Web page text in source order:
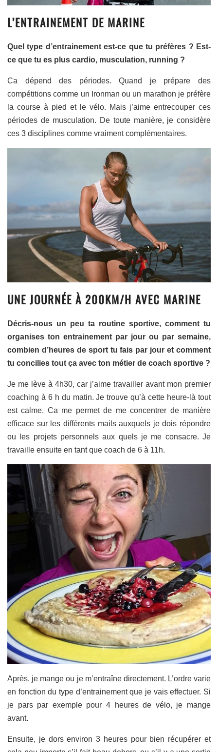
L’ENTRAINEMENT DE MARINE
Quel type d’entrainement est-ce que tu préfères ? Est-
ce que tu es plus cardio, musculation, running ?
Ca dépend des périodes. Quand je prépare des
compétitions comme un Ironman ou un marathon je préfère
la course à pied et le vélo. Mais j’aime entrecouper ces
périodes de musculation. De toute manière, je considère
ces 3 disciplines comme vraiment complémentaires.
UNE JOURNÉE À 200KM/H AVEC MARINE
Décris-nous un peu ta routine sportive, comment tu
organises ton entrainement par jour ou par semaine,
combien d’heures de sport tu fais par jour et comment
tu concilies tout ça avec ton métier de coach sportive ?
Je me lève à 4h30, car j’aime travailler avant mon premier
coaching à 6 h du matin. Je trouve qu’à cette heure-là tout
est calme. Ca me permet de me concentrer de manière
efficace sur les différents mails auxquels je dois répondre
ou les projets personnels aux quels je me consacre. Je
travaille ensuite en tant que coach de 6 à 11h.
Après, je mange ou je m’entraîne directement. L’ordre varie
en fonction du type d’entrainement que je vais effectuer. Si
je pars par exemple pour 4 heures de vélo, je mange
avant.
Ensuite, je dors environ 3 heures pour bien récupérer et